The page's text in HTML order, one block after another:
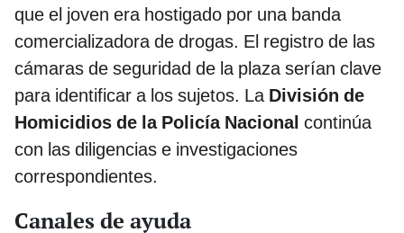
que el joven era hostigado por una banda
comercializadora de drogas. El registro de las
cámaras de seguridad de la plaza serían clave
para identificar a los sujetos. La División de
Homicidios de la Policía Nacional continúa
con las diligencias e investigaciones
correspondientes.
Canales de ayuda